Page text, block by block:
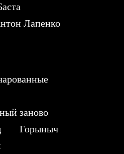
Лапенко
заново
Горыныч